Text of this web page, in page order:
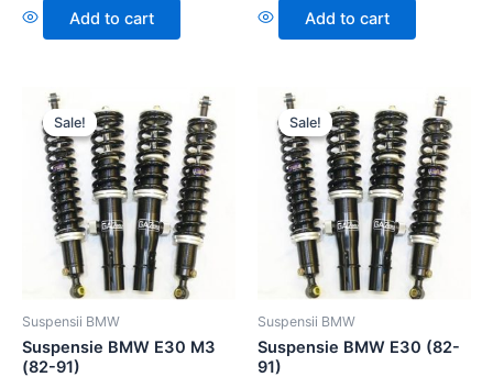
Add to cart Add to cart
Sale!
Sale!
Suspensii BMW
Suspensie BMW E30 M3
(82-91)
Sale!
Sale!
Suspensii BMW
Suspensie BMW E30 (82-
91)